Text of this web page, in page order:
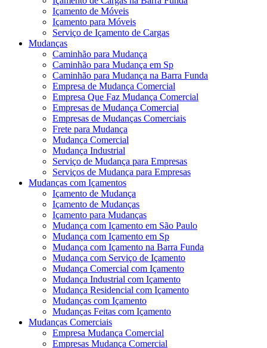
Içamento de Móveis
Içamento para Móveis
Serviço de Içamento de Cargas
Mudanças
Caminhão para Mudança
Caminhão para Mudança em Sp
Caminhão para Mudança na Barra Funda
Empresa de Mudança Comercial
Empresa Que Faz Mudança Comercial
Empresas de Mudança Comercial
Empresas de Mudanças Comerciais
Frete para Mudança
Mudança Comercial
Mudança Industrial
Serviço de Mudança para Empresas
Serviços de Mudança para Empresas
Mudanças com Içamentos
Içamento de Mudança
Içamento de Mudanças
Içamento para Mudanças
Mudança com Içamento em São Paulo
Mudança com Içamento em Sp
Mudança com Içamento na Barra Funda
Mudança com Serviço de Içamento
Mudança Comercial com Içamento
Mudança Industrial com Içamento
Mudança Residencial com Içamento
Mudanças com Içamento
Mudanças Feitas com Içamento
Mudanças Comerciais
Empresa Mudança Comercial
Empresas Mudança Comercial